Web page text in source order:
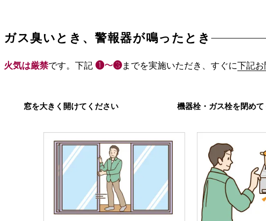
ガス臭いとき、警報器が鳴ったとき
火気は厳禁です。 下記 ❶～❸までを実施いただき、すぐに下記
窓を大きく開けてください 機器栓・ガス栓を閉め